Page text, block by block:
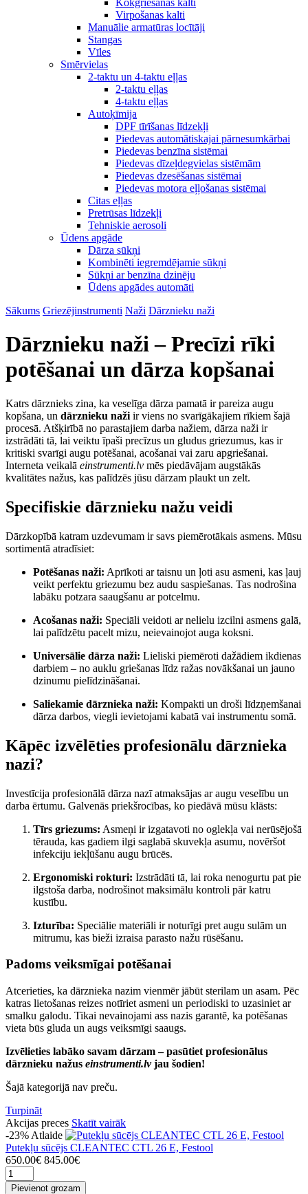
Kokgriešanas kalti
Virpošanas kalti
Manuālie armatūras locītāji
Stangas
Vīles
Smērvielas
2-taktu un 4-taktu eļļas
2-taktu eļļas
4-taktu eļļas
Autoķīmija
DPF tīrīšanas līdzekļi
Piedevas automātiskajai pārnesumkārbai
Piedevas benzīna sistēmai
Piedevas dīzeļdegvielas sistēmām
Piedevas dzesēšanas sistēmai
Piedevas motora eļļošanas sistēmai
Citas eļļas
Pretrūsas līdzekļi
Tehniskie aerosoli
Ūdens apgāde
Dārza sūkņi
Kombinēti iegremdējamie sūkņi
Sūkņi ar benzīna dzinēju
Ūdens apgādes automāti
Sākums Griezējinstrumenti Naži Dārznieku naži
Dārznieku naži – Precīzi rīki
potēšanai un dārza kopšanai
Katrs dārznieks zina, ka veselīga dārza pamatā ir pareiza augu
kopšana, un dārznieku naži ir viens no svarīgākajiem rīkiem šajā
procesā. Atšķirībā no parastajiem darba nažiem, dārza naži ir
izstrādāti tā, lai veiktu īpaši precīzus un gludus griezumus, kas ir
kritiski svarīgi augu potēšanai, acošanai vai zaru apgriešanai.
Interneta veikalā einstrumenti.lv mēs piedāvājam augstākās
kvalitātes nažus, kas palīdzēs jūsu dārzam plaukt un zelt.
Specifiskie dārznieku nažu veidi
Dārzkopībā katram uzdevumam ir savs piemērotākais asmens. Mūsu
sortimentā atradīsiet:
Potēšanas naži: Aprīkoti ar taisnu un ļoti asu asmeni, kas ļauj
veikt perfektu griezumu bez audu saspiešanas. Tas nodrošina
labāku potzara saaugšanu ar potcelmu.
Acošanas naži: Speciāli veidoti ar nelielu izcilni asmens galā,
lai palīdzētu pacelt mizu, neievainojot auga koksni.
Universālie dārza naži: Lieliski piemēroti dažādiem ikdienas
darbiem – no auklu griešanas līdz ražas novākšanai un jauno
dzinumu pielīdzināšanai.
Saliekamie dārznieka naži: Kompakti un droši līdzņemšanai
dārza darbos, viegli ievietojami kabatā vai instrumentu somā.
Kāpēc izvēlēties profesionālu dārznieka
nazi?
Investīcija profesionālā dārza nazī atmaksājas ar augu veselību un
darba ērtumu. Galvenās priekšrocības, ko piedāvā mūsu klāsts:
Tīrs griezums: Asmeņi ir izgatavoti no oglekļa vai nerūsējošā
tērauda, kas gadiem ilgi saglabā skuvekļa asumu, novēršot
infekciju iekļūšanu augu brūcēs.
Ergonomiski rokturi: Izstrādāti tā, lai roka nenogurtu pat pie
ilgstoša darba, nodrošinot maksimālu kontroli pār katru
kustību.
Izturība: Speciālie materiāli ir noturīgi pret augu sulām un
mitrumu, kas bieži izraisa parasto nažu rūsēšanu.
Padoms veiksmīgai potēšanai
Atcerieties, ka dārznieka nazim vienmēr jābūt sterilam un asam. Pēc
katras lietošanas reizes notīriet asmeni un periodiski to uzasiniet ar
smalku galodu. Tikai nevainojami ass nazis garantē, ka potēšanas
vieta būs gluda un augs veiksmīgi saaugs.
Izvēlieties labāko savam dārzam – pasūtiet profesionālus
dārznieku nažus einstrumenti.lvjau šodien!
Šajā kategorijā nav preču.
Turpināt
Akcijas preces Skatīt vairāk
-23% Atlaide
Putekļu sūcējs CLEANTEC CTL 26 E, Festool
650.00€ 845.00€
Pievienot grozam